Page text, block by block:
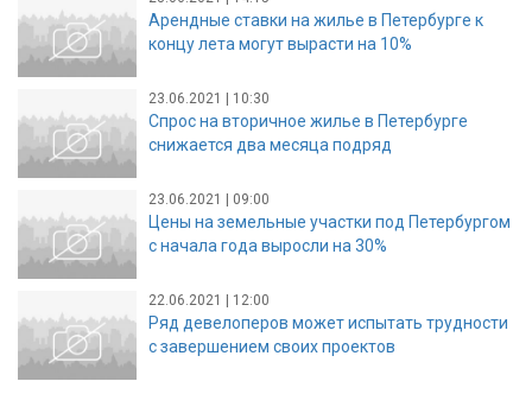
Арендные ставки на жилье в Петербурге к
концу лета могут вырасти на 10%
23.06.2021 | 10:30
Спрос на вторичное жилье в Петербурге
снижается два месяца подряд
23.06.2021 | 09:00
Цены на земельные участки под Петербургом
с начала года выросли на 30%
22.06.2021 | 12:00
Ряд девелоперов может испытать трудности
с завершением своих проектов